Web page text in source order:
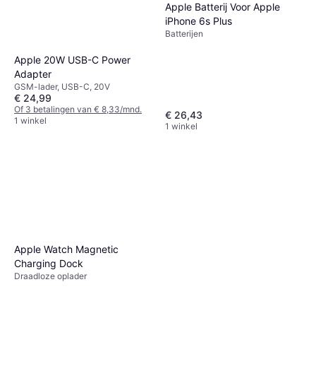
Apple 20W USB-C Power
Adapter
GSM-lader, USB-C, 20V
€ 24,99
Of 3 betalingen van € 8,33/mnd.
1 winkel
Apple Batterij Voor Apple
iPhone 6s Plus
Batterijen
€ 26,43
1 winkel
Apple Watch Magnetic
Charging Dock
Draadloze oplader